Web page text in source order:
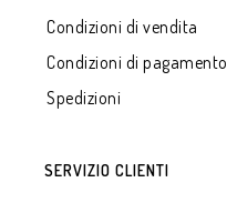
Condizioni di vendita
Condizioni di pagamento
Spedizioni
SERVIZIO CLIENTI